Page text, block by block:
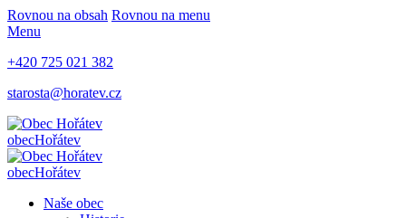
Rovnou na obsah Rovnou na menu
Menu
+420 725 021 382
starosta@horatev.cz
obecHořátev
obecHořátev
Naše obec